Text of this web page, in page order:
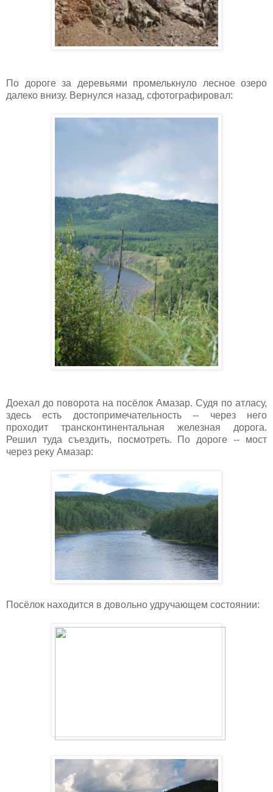
По дороге за деревьями промелькнуло лесное озеро
далеко внизу. Вернулся назад, сфотографировал:
Доехал до поворота на посёлок Амазар. Судя по атласу,
здесь есть достопримечательность -- через него
проходит трансконтинентальная железная дорога.
Решил туда съездить, посмотреть. По дороге -- мост
через реку Амазар:
Посёлок находится в довольно удручающем состоянии: